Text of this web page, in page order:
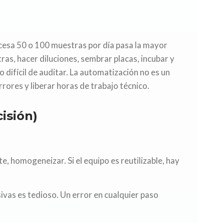
50 o 100 muestras por día pasa la mayor
hacer diluciones, sembrar placas, incubar y
de auditar. La automatización no es un
y liberar horas de trabajo técnico.
homogeneizar. Si el equipo es reutilizable, hay
es tedioso. Un error en cualquier paso